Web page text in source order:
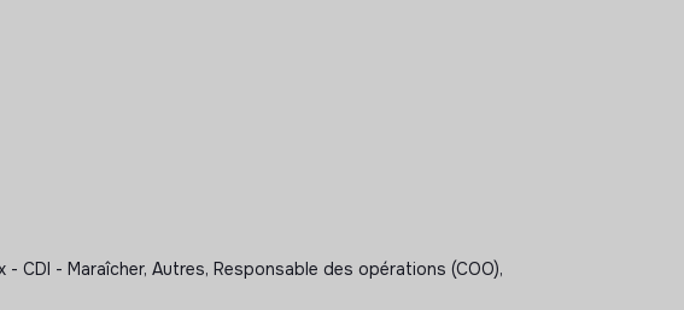
CDI - Maraîcher, Autres, Responsable des opérations (COO),